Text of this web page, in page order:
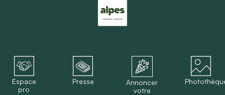
Espace
pro
Presse
Annoncer
votre